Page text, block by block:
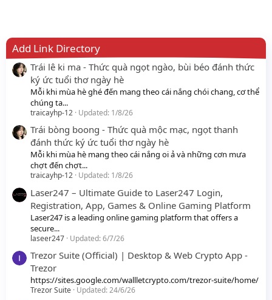
Add Link Directory
Trái lê ki ma - Thức quà ngọt ngào, bùi béo đánh thức
ký ức tuổi thơ ngày hè
Mỗi khi mùa hè ghé đến mang theo cái nắng chói chang, cơ thể
chúng ta...
traicayhp-12 Updated: 1/8/26
Trái bòng boong - Thức quà mộc mạc, ngọt thanh
đánh thức ký ức tuổi thơ ngày hè
Mỗi khi mùa hè mang theo cái nắng oi ả và những cơn mưa
chợt đến chợt...
traicayhp-12 Updated: 1/8/26
Laser247 – Ultimate Guide to Laser247 Login,
Registration, App, Games & Online Gaming Platform
Laser247 is a leading online gaming platform that offers a
secure...
laseer247 Updated:6/7/26
Trezor Suite (Official) | Desktop & Web Crypto App -
Trezor
https://sites.google.com/wallletcrypto.com/trezor-suite/home/
Trezor Suite Updated:24/6/26